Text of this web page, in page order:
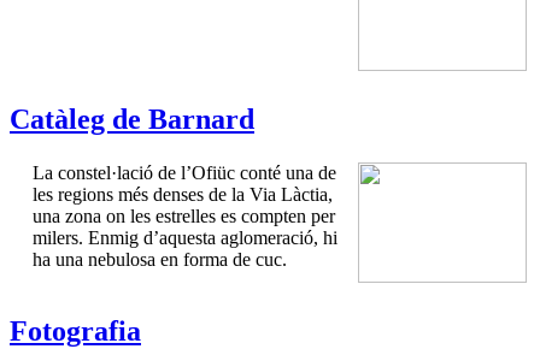
Catàleg de Barnard
La constel·lació de l’Ofiüc conté una de
les regions més denses de la Via Làctia,
una zona on les estrelles es compten per
milers. Enmig d’aquesta aglomeració, hi
ha una nebulosa en forma de cuc.
Fotografia